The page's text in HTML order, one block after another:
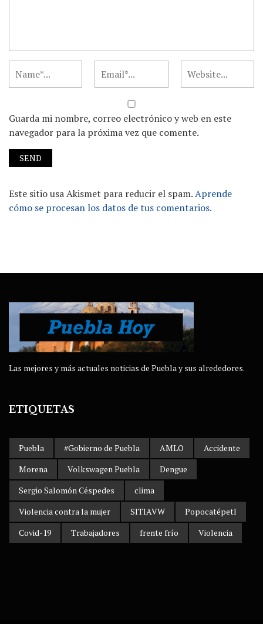
Guarda mi nombre, correo electrónico y web en este
navegador para la próxima vez que comente.
Este sitio usa Akismet para reducir el spam.Aprende
cómo se procesan los datos de tus comentarios.
Las mejores y más actuales noticias de Puebla y sus alrededores.
ETIQUETAS
Puebla #Gobierno de Puebla AMLO
Accidente
Morena
Volkswagen Puebla
Dengue
Sergio Salomón Céspedes
clima
Violencia contra la mujer
SITIAVW
Popocatépetl
Covid-19
Trabajadores frente frío Violencia